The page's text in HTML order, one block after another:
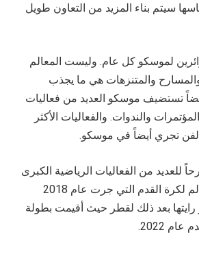
سيتم بناء المزيد من التعاون طويل
لموسكو كل عام. وليست المعالم
والمتنزهات هي ما يجذب
تستضيف موسكو العديد من فعاليات
والندوات. والفعاليات الأكثر
الفن تجري أيضاً في موسكو.
للعديد من الفعاليات الرياضية الكبرى
مثل بطولة كأس العالم لكرة القدم التي جرت عام 2018
بعد ذلك لقطر حيث أقيمت بطولة
2022.